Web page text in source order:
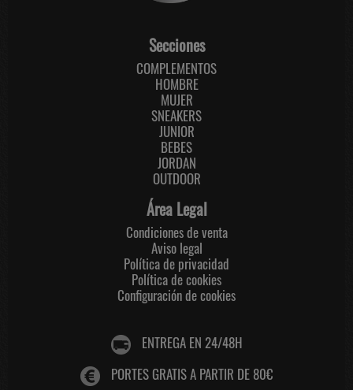
Secciones
COMPLEMENTOS
HOMBRE
MUJER
SNEAKERS
JUNIOR
BEBES
JORDAN
OUTDOOR
Área Legal
Condiciones de venta
Aviso legal
Política de privacidad
Política de cookies
Configuración de cookies
ENTREGA EN 24/48H
PORTES GRATIS A PARTIR DE 80€